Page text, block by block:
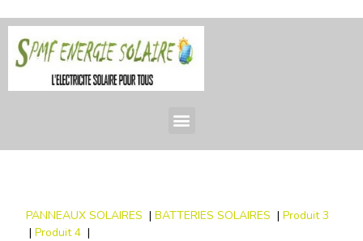
PANNEAUX SOLAIRES |BATTERIES SOLAIRES |Produit 3
|Produit 4 |